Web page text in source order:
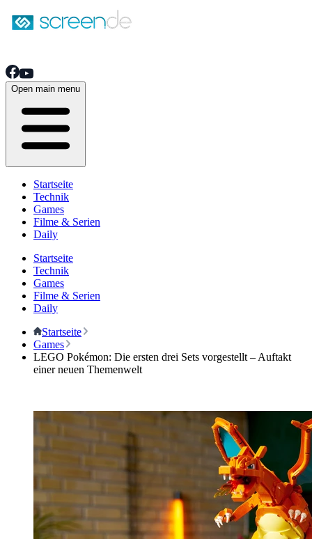
Open main menu
Startseite
Technik
Games
Filme & Serien
Daily
Startseite
Technik
Games
Filme & Serien
Daily
Startseite
Games
LEGO Pokémon: Die ersten drei Sets vorgestellt – Auftakt
einer neuen Themenwelt